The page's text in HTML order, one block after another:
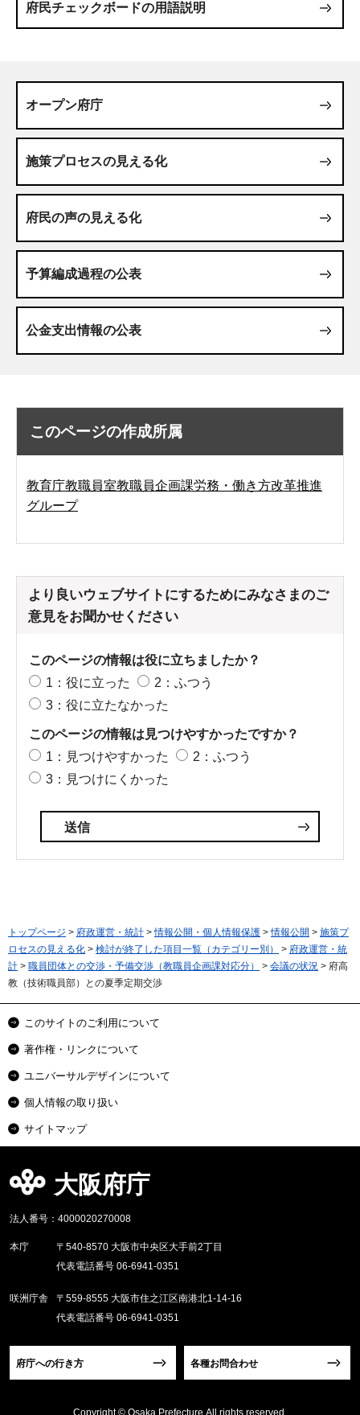
府民チェックボードの用語説明
オープン府庁
施策プロセスの見える化
府民の声の見える化
予算編成過程の公表
公金支出情報の公表
このページの作成所属
教育庁教職員室教職員企画課労務・働き方改革推進
グループ
より良いウェブサイトにするためにみなさまのご
意見をお聞かせください
このページの情報は役に立ちましたか？
1：役に立った
2：ふつう
3：役に立たなかった
このページの情報は見つけやすかったですか？
1：見つけやすかった
2：ふつう
3：見つけにくかった
トップページ > 府政運営・統計 >情報公開・個人情報保護 >情報公開 > 施策プ
ロセスの見える化 > 検討が終了した項目一覧（カテゴリー別） > 府政運営・統
計 > 職員団体との交渉・予備交渉（教職員企画課対応分） > 会議の状況 > 府高
教（技術職員部）との夏季定期交渉
このサイトのご利用について
著作権・リンクについて
ユニバーサルデザインについて
個人情報の取り扱い
サイトマップ
大阪府庁
法人番号：4000020270008
本庁
〒540-8570 大阪市中央区大手前2丁目
代表電話番号 06-6941-0351
咲洲庁舎
〒559-8555 大阪市住之江区南港北1-14-16
代表電話番号 06-6941-0351
府庁への行き方 各種お問合わせ
Copyright © Osaka Prefecture,All rights reserved.